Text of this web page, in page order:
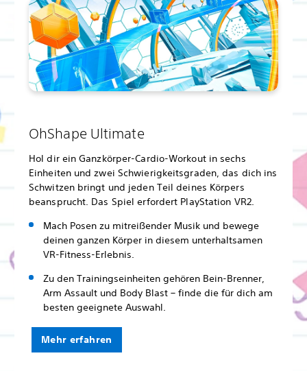
OhShape Ultimate
Hol dir ein Ganzkörper-Cardio-Workout in sechs
Einheiten und zwei Schwierigkeitsgraden, das dich ins
Schwitzen bringt und jeden Teil deines Körpers
beansprucht. Das Spiel erfordert PlayStation VR2.
Mach Posen zu mitreißender Musik und bewege
deinen ganzen Körper in diesem unterhaltsamen
VR-Fitness-Erlebnis.
Zu den Trainingseinheiten gehören Bein-Brenner,
Arm Assault und Body Blast – finde die für dich am
besten geeignete Auswahl.
Mehr erfahren